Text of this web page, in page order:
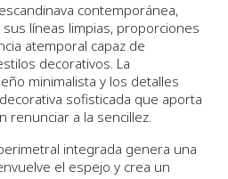
contemporánea,
líneas limpias, proporciones
atemporal capaz de
decorativos. La
minimalista y los detalles
sofisticada que aporta
renunciar a la sencillez.
integrada genera una
el espejo y crea un